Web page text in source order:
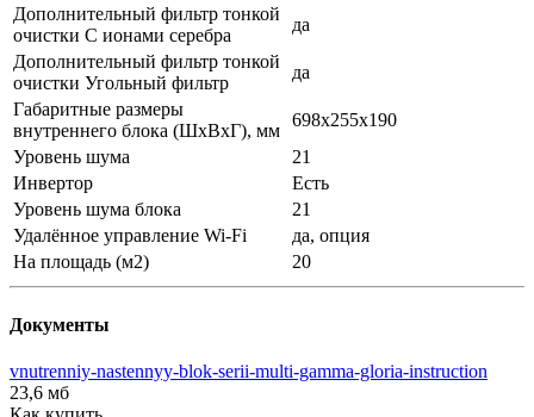
Дополнительный фильтр тонкой
очистки С ионами серебра
да
Дополнительный фильтр тонкой
очистки Угольный фильтр
да
Габаритные размеры
внутреннего блока (ШхВхГ), мм
698x255x190
Уровень шума
21
Инвертор
Есть
Уровень шума блока
21
Удалённое управление Wi-Fi
да, опция
На площадь (м2)
20
Документы
vnutrenniy-nastennyy-blok-serii-multi-gamma-gloria-instruction
23,6 мб